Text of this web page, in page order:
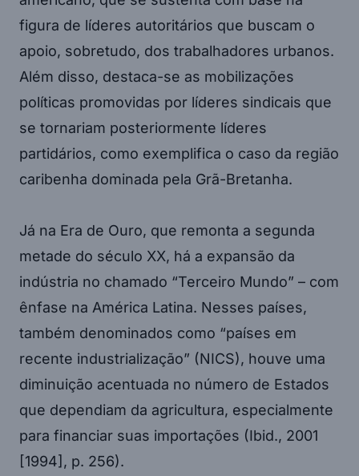
figura de líderes autoritários que buscam o
apoio, sobretudo, dos trabalhadores urbanos.
Além disso, destaca-se as mobilizações
políticas promovidas por líderes sindicais que
se tornariam posteriormente líderes
partidários, como exemplifica o caso da região
caribenha dominada pela Grã-Bretanha.
Já na Era de Ouro, que remonta a segunda
metade do século XX, há a expansão da
indústria no chamado “Terceiro Mundo” – com
ênfase na América Latina. Nesses países,
também denominados como “países em
recente industrialização” (NICS), houve uma
diminuição acentuada no número de Estados
que dependiam da agricultura, especialmente
para financiar suas importações (Ibid., 2001
[1994], p. 256).